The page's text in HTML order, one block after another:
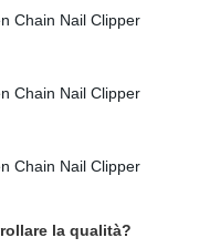
la qualità?